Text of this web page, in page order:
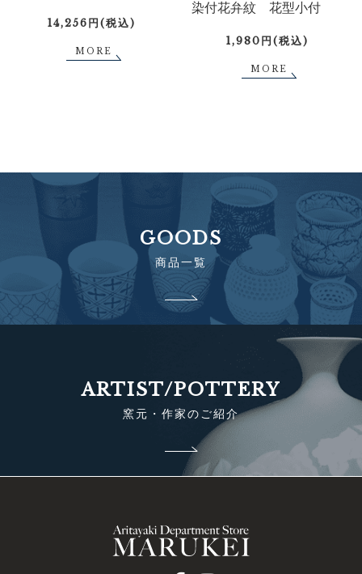
14,256円(税込)
MORE
染付花弁紋 花型小付
1,980円(税込)
MORE
GOODS
商品一覧
ARTIST/POTTERY
窯元・作家のご紹介